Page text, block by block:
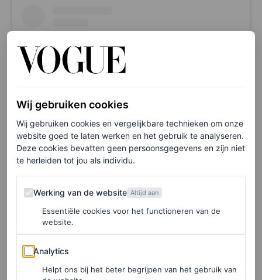
Dit bericht op Instagram bekijken
Wij gebruiken cookies
Wij gebruiken cookies en vergelijkbare technieken om onze
website goed te laten werken en het gebruik te analyseren.
Deze cookies bevatten geen persoonsgegevens en zijn niet
te herleiden tot jou als individu.
Werking van de website
Werking van de website Altijd aan
Essentiële cookies voor het functioneren van de
website.
Analytics
Analytics
Helpt ons bij het beter begrijpen van het gebruik van